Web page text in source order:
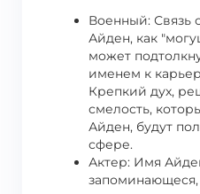
Военный: Связь
Айден, как
может
именем к
Крепкий дух,
смелость,
Айден, будут
сфере.
Актер: Имя